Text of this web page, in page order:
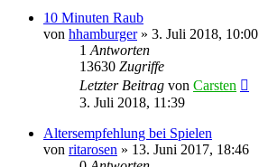
10 Minuten Raub
von hhamburger» 3. Juli 2018, 10:00
1 Antworten
13630 Zugriffe
Letzter Beitrag von Carsten
3. Juli 2018, 11:39
Altersempfehlung bei Spielen
von ritarosen » 13. Juni 2017, 18:46